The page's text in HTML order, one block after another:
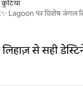
Lagoon पर विशेष जंगल
से सही